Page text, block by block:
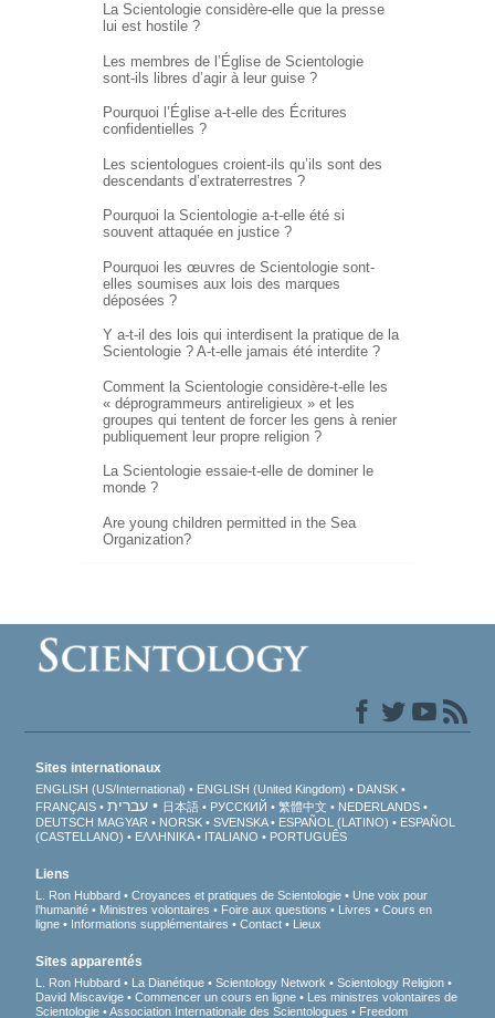
La Scientologie considère-elle que la presse
lui est hostile ?
Les membres de l’Église de Scientologie
sont-ils libres d’agir à leur guise ?
Pourquoi l’Église a-t-elledes Écritures
confidentielles ?
Les scientologues croient-ils qu’ils sont des
descendants d’extraterrestres ?
Pourquoi la Scientologie a-t-elle été si
souvent attaquée en justice ?
Pourquoi les œuvres de Scientologie sont-
elles soumises aux lois des marques
déposées ?
Y a-t-il des lois qui interdisent la pratique de la
Scientologie ? A-t-ellejamais été interdite ?
Comment la Scientologie considère-t-elleles
« déprogrammeurs antireligieux » et les
groupes qui tentent de forcer les gens à renier
publiquement leur propre religion ?
La Scientologie essaie-t-elle de dominer le
monde ?
Are young children permitted in the Sea
Organization?
Sites internationaux
ENGLISH (US/International) ENGLISH (United Kingdom)
DANSK
FRANÇAIS
עברית 日本語 РУССКИЙ 繁體中文
NEDERLANDS
DEUTSCH MAGYAR NORSK SVENSKA ESPAÑOL (LATINO)
ESPAÑOL
(CASTELLANO)
ΕΛΛΗΝΙΚA ITALIANO PORTUGUÊS
Liens
L. Ron Hubbard Croyances et pratiques de Scientologie
Une voix pour
l’humanité
Ministres volontaires Foire aux questions Livres
Cours en
ligne
Informations supplémentaires Contact Lieux
Sites apparentés
L. Ron Hubbard La Dianétique Scientology Network
Scientology Religion
David Miscavige
Commencer un cours en ligne
Les ministres volontaires de
Scientologie
Association Internationale des Scientologues Freedom